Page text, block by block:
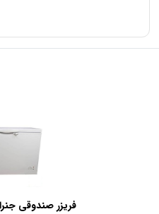
فریزر صندوقی